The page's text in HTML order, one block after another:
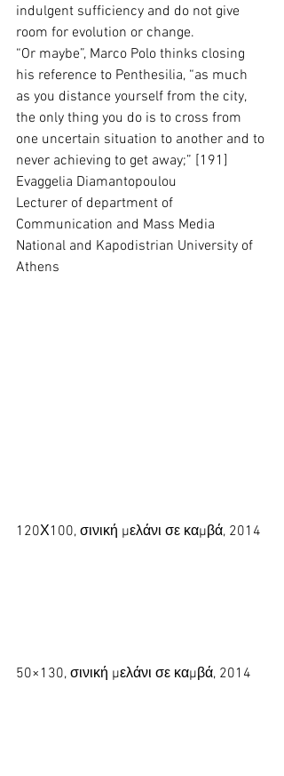
indulgent sufficiency and do not give
room for evolution or change.
“Or maybe”, Marco Polo thinks closing
his reference to Penthesilia, “as much
as you distance yourself from the city,
the only thing you do is to cross from
one uncertain situation to another and to
never achieving to get away;” [191]
Evaggelia Diamantopoulou
Lecturer of department of
Communication and Mass Media
National and Kapodistrian University of
Athens
120Χ100, σινική μελάνι σε καμβά, 2014
50×130, σινική μελάνι σε καμβά, 2014